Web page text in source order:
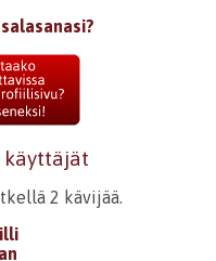
käyttäjät
2 kävijää.